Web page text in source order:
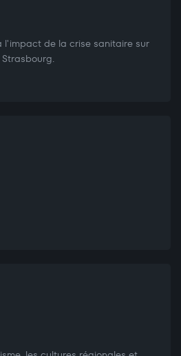
de la crise sanitaire sur